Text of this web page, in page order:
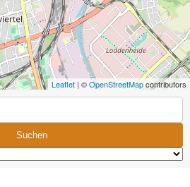
Leaflet | ©OpenStreetMapcontributors
Suchen